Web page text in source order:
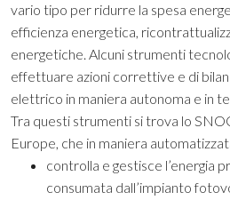
vario tipo per ridurre la spesa
efficienza energetica,
energetiche. Alcuni strumenti
effettuare azioni correttive e di
elettrico in maniera autonoma e in
Tra questi strumenti si trova lo
Europe, che in maniera
controlla e gestisce l’energia
consumata dall’impianto